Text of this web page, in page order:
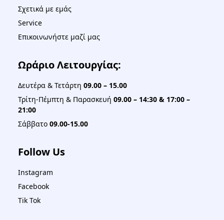
Σχετικά με εμάς
Service
Επικοινωνήστε μαζί μας
Ωράριο Λειτουργίας:
Δευτέρα & Τετάρτη 09.00 – 15.00
Τρίτη-Πέμπτη & Παρασκευή 09.00 – 14:30 & 17:00 –
21:00
Σάββατο 09.00-15.00
Follow Us
Instagram
Facebook
Tik Tok